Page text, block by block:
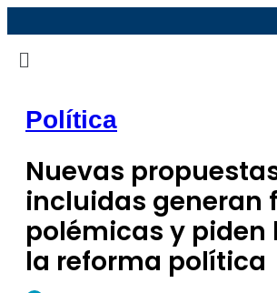
Política
Nuevas
incluidas generan
polémicas y piden
la reforma política